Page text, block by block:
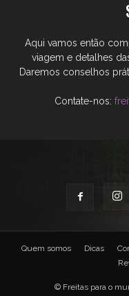
Aqui vamos então
viagem e detalhes
Daremos conselhos
Contate-nos:
Quem somos Dicas
© Freitas para o